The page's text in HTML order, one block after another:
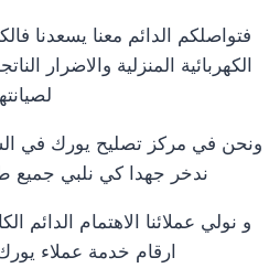
فتواصلكم الدائم معنا يسعدنا
الكهربائية المنزلية والاضرار
ونحن في مركز تصليح يورك في
ندخر جهدا كي نلبي جميع
و نولي عملائنا الاهتمام الدائم
ارقام خدمة عملاء